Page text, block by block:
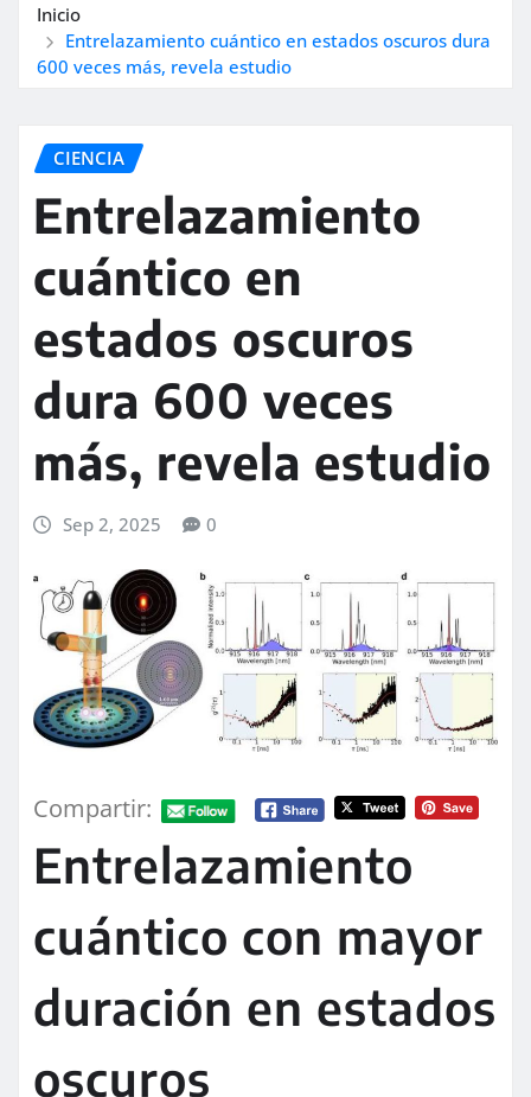
Inicio
Entrelazamiento cuántico en estados oscuros dura
600 veces más, revela estudio
CIENCIA
Entrelazamiento
cuántico en
estados oscuros
dura 600 veces
más, revela estudio
Sep 2, 2025 0
Compartir:
Entrelazamiento
cuántico con mayor
duración en estados
oscuros